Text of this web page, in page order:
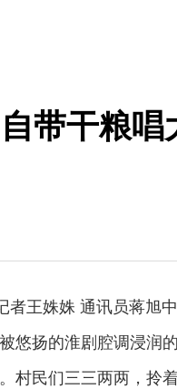
带干粮唱
者王姝姝 通讯员蒋旭
悠扬的淮剧腔调浸润
村民们三三两两，拎